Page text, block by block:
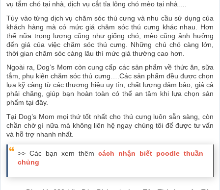
vụ tắm chó tại nhà, dịch vụ cắt tỉa lông chó mèo tại nhà….
Tùy vào từng dịch vụ chăm sóc thú cưng và nhu cầu sử dụng của
khách hàng mà có mức giá chăm sóc thú cưng khác nhau. Hơn
thế nữa trọng lượng cũng như giống chó, mèo cũng ảnh hưởng
đến giá của việc chăm sóc thú cưng. Những chú chó càng lớn,
thời gian chăm sóc càng lâu thì mức giá thường cao hơn.
Ngoài ra, Dog’s Mom còn cung cấp các sản phẩm về thức ăn, sữa
tắm, phụ kiện chăm sóc thú cưng….Các sản phẩm đều được chọn
lựa kỹ càng từ các thương hiệu uy tín, chất lượng đảm bảo, giá cả
phải chăng, giúp bạn hoàn toàn có thể an tâm khi lựa chọn sản
phẩm tại đây.
Tại Dog’s Mom mọi thứ tốt nhất cho thú cưng luôn sẵn sàng, còn
chần chờ gì nữa mà không liên hệ ngay chúng tôi để được tư vấn
và hỗ trợ nhanh nhất.
>> Các bạn xem thêm cách nhận biết poodle thuần
chủng